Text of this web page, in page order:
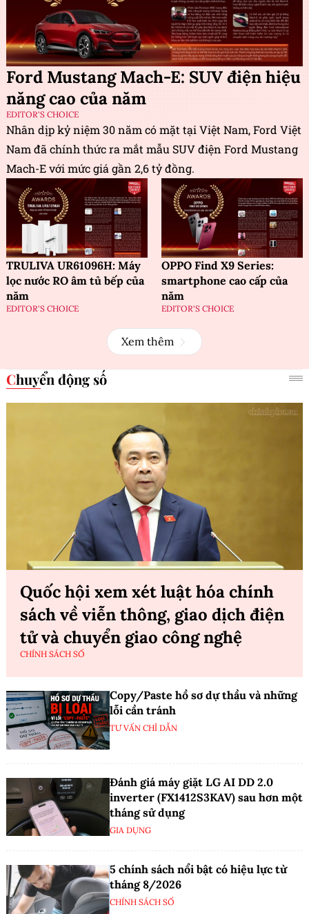
Ford Mustang Mach-E: SUV điện hiệu
năng cao của năm
EDITOR'S CHOICE
Nhân dịp kỷ niệm 30 năm có mặt tại Việt Nam, Ford Việt
Nam đã chính thức ra mắt mẫu SUV điện Ford Mustang
Mach-E với mức giá gần 2,6 tỷ đồng.
TRULIVA UR61096H: Máy
lọc nước RO âm tủ bếp của
năm
EDITOR'S CHOICE
OPPO Find X9 Series:
smartphone cao cấp của
năm
EDITOR'S CHOICE
Xem thêm
Chuyển động số
Quốc hội xem xét luật hóa chính
sách về viễn thông, giao dịch điện
tử và chuyển giao công nghệ
CHÍNH SÁCH SỐ
Copy/Paste hồ sơ dự thầu và những
lỗi cần tránh
TƯ VẤN CHỈ DẪN
Đánh giá máy giặt LG AI DD 2.0
inverter (FX1412S3KAV) sau hơn một
tháng sử dụng
GIA DỤNG
5 chính sách nổi bật có hiệu lực từ
tháng 8/2026
CHÍNH SÁCH SỐ